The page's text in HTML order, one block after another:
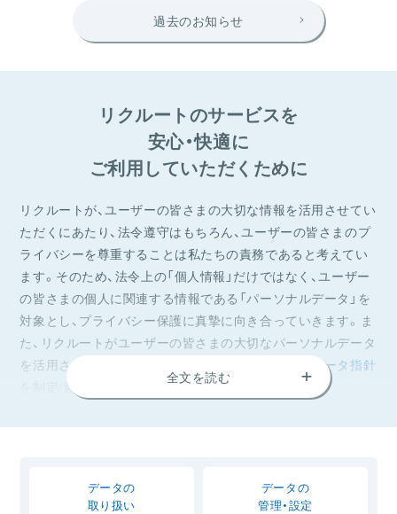
過去のお知らせ
リクルートのサービスを
安心・快適に
ご利用していただくために
リクルートが、ユーザーの皆さまの大切な情報を活用させてい
ただくにあたり、法令遵守はもちろん、ユーザーの皆さまのプ
ライバシーを尊重することは私たちの責務であると考えてい
ます。そのため、法令上の「個人情報」だけではなく、ユーザー
の皆さまの個人に関連する情報である「パーソナルデータ」を
対象とし、プライバシー保護に真摯に向き合っていきます。ま
た、リクルートがユーザーの皆さまの大切なパーソナルデータ
を活用させていただくお約束事として、
パーソナルデータ指針
を制定/遵守しています。
全文を読む +
データの
取り扱い
データの
管理・設定